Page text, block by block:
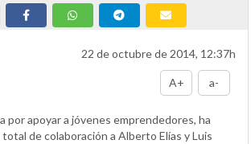
22 de octubre de 2014, 12:37h
A+ a-
por apoyar a jóvenes emprendedores, ha
de colaboración a Alberto Elías y Luis